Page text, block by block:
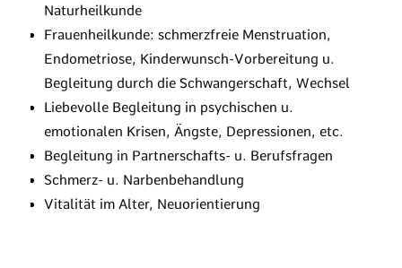
Naturheilkunde
Frauenheilkunde: schmerzfreie Menstruation,
Endometriose, Kinderwunsch-Vorbereitung u.
Begleitung durch die Schwangerschaft, Wechsel
Liebevolle Begleitung in psychischen u.
emotionalen Krisen, Ängste, Depressionen, etc.
Begleitung in Partnerschafts- u. Berufsfragen
Schmerz- u. Narbenbehandlung
Vitalität im Alter, Neuorientierung